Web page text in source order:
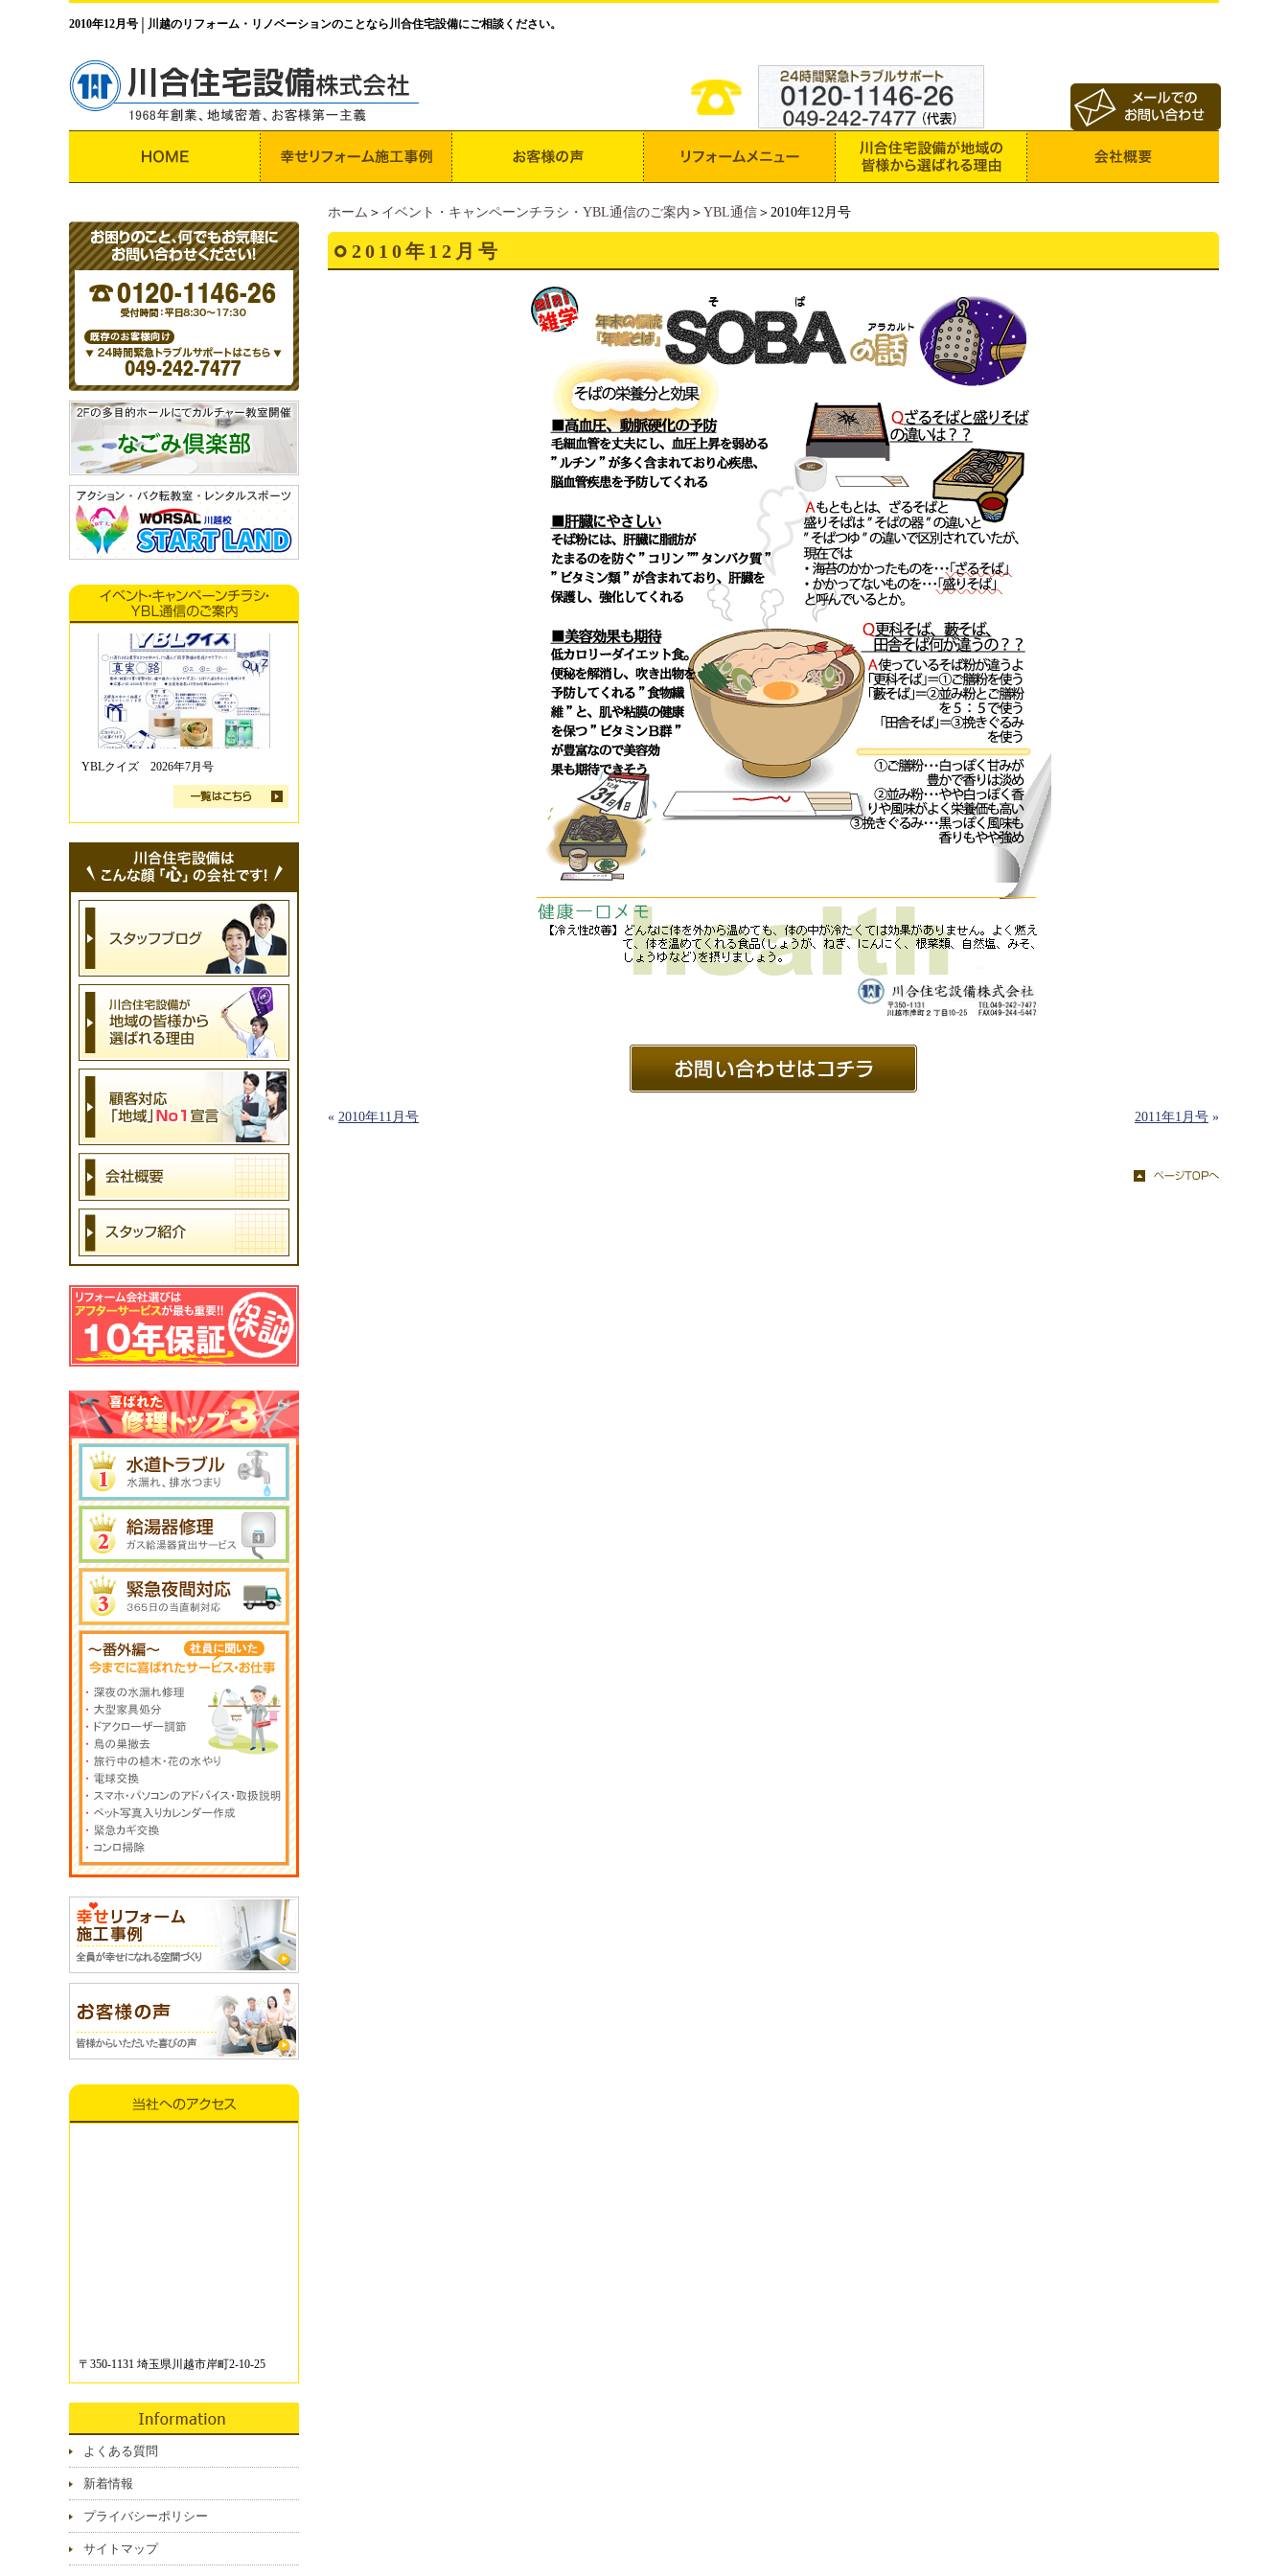
2010年12月号 川越のリフォーム・リノベーションのことなら川合住宅設備にご相談ください。
ホーム ＞ イベント・キャンペーンチラシ・YBL通信のご案内 ＞ YBL通信 ＞2010年12月号
2010年12月号
« 2010年11月号 2011年1月号 »
YBLクイズ 2026年7月号
〒350-1131 埼玉県川越市岸町2-10-25
よくある質問
新着情報
プライバシーポリシー
サイトマップ